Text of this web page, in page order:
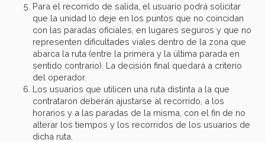
Para el recorrido de salida, el usuario podrá solicitar
que la unidad lo deje en los puntos que no coincidan
con las paradas oficiales, en lugares seguros y que no
representen dificultades viales dentro de la zona que
abarca la ruta (entre la primera y la última parada en
sentido contrario). La decisión final quedará a criterio
del operador.
Los usuarios que utilicen una ruta distinta a la que
contrataron deberán ajustarse al recorrido, a los
horarios y a las paradas de la misma, con el fin de no
alterar los tiempos y los recorridos de los usuarios de
dicha ruta.